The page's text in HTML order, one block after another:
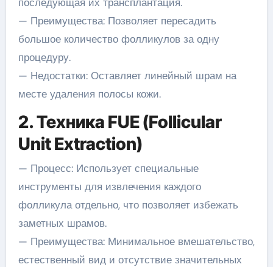
— Преимущества: Позволяет пересадить
большое количество фолликулов за одну
процедуру.
— Недостатки: Оставляет линейный шрам на
месте удаления полосы кожи.
2. Техника FUE (Follicular
Unit Extraction)
— Процесс: Использует специальные
инструменты для извлечения каждого
фолликула отдельно, что позволяет избежать
заметных шрамов.
— Преимущества: Минимальное вмешательство,
естественный вид и отсутствие значительных